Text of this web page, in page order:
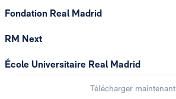
Fondation Real Madrid
RM Next
École Universitaire Real Madrid
Télécharger maintenant